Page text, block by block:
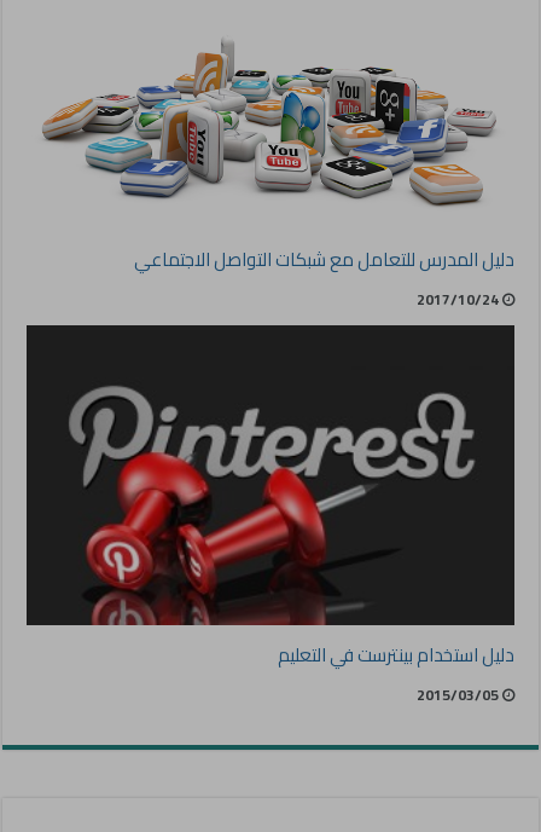
دليل المدرس للتعامل مع شبكات التواصل الاجتماعي
2017/10/24
دليل استخدام بينترست في التعليم
2015/03/05